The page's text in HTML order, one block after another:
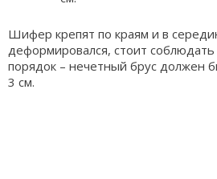
Шифер крепят по краям и в
деформировался, стоит
порядок – нечетный брус должен
3 см.